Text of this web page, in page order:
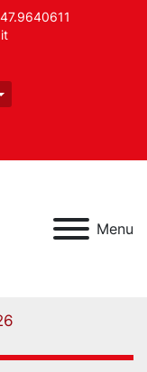
Menu